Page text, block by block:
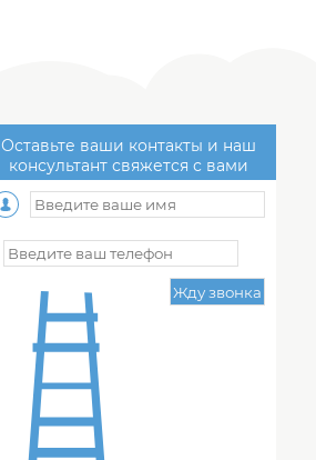
Оставьте ваши контакты и наш
консультант свяжется с вами